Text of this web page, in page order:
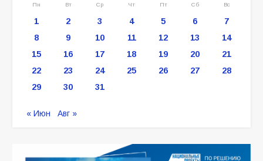
Пн Вт Ср Чт Пт Сб Вс
1 2 3 4 5 6
7
8
9 10 11 12 13
14
15
16 17 18 19 20
21
22
23 24 25 26 27
28
29
30 31
« Июн Авг »